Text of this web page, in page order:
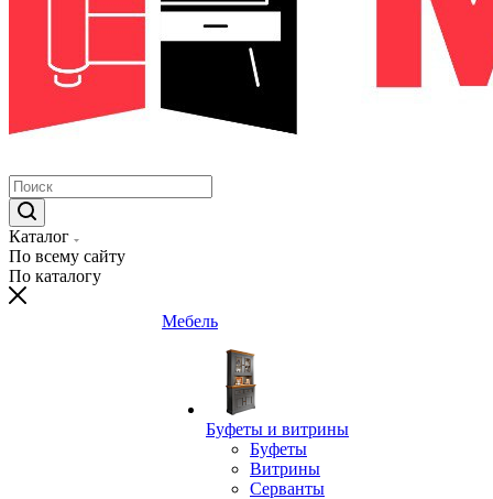
Каталог
По всему сайту
По каталогу
Мебель
Буфеты и витрины
Буфеты
Витрины
Серванты